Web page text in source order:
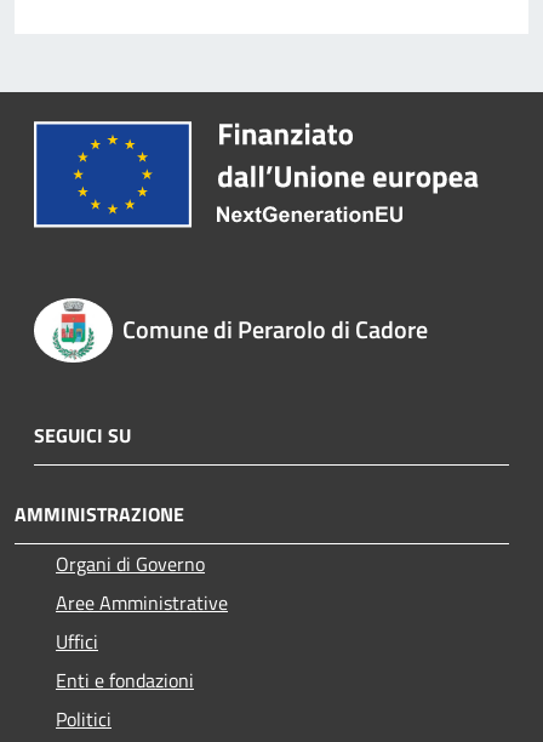
Comune di Perarolo di Cadore
SEGUICI SU
AMMINISTRAZIONE
Organi di Governo
Aree Amministrative
Uffici
Enti e fondazioni
Politici